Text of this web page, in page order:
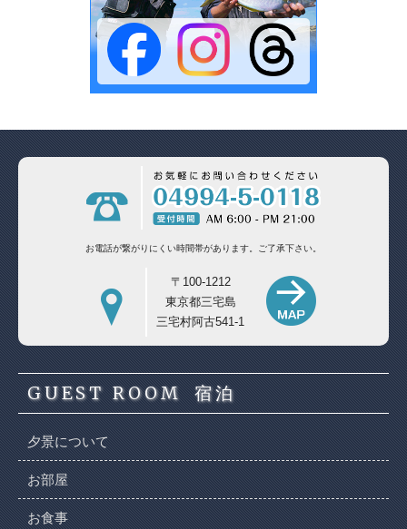
お電話が繋がりにくい時間帯があります。 ご了承下さい。
〒100-1212
東京都三宅島
三宅村阿古541-1
GUEST ROOM 宿泊
夕景について
お部屋
お食事